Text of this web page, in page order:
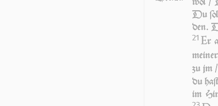
Du
den.
21 Er
zu jm
du
im